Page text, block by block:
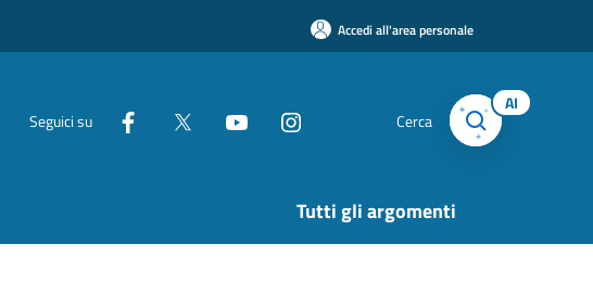
Accedi all'area personale
Seguici su Cerca
AI
Tutti gli argomenti